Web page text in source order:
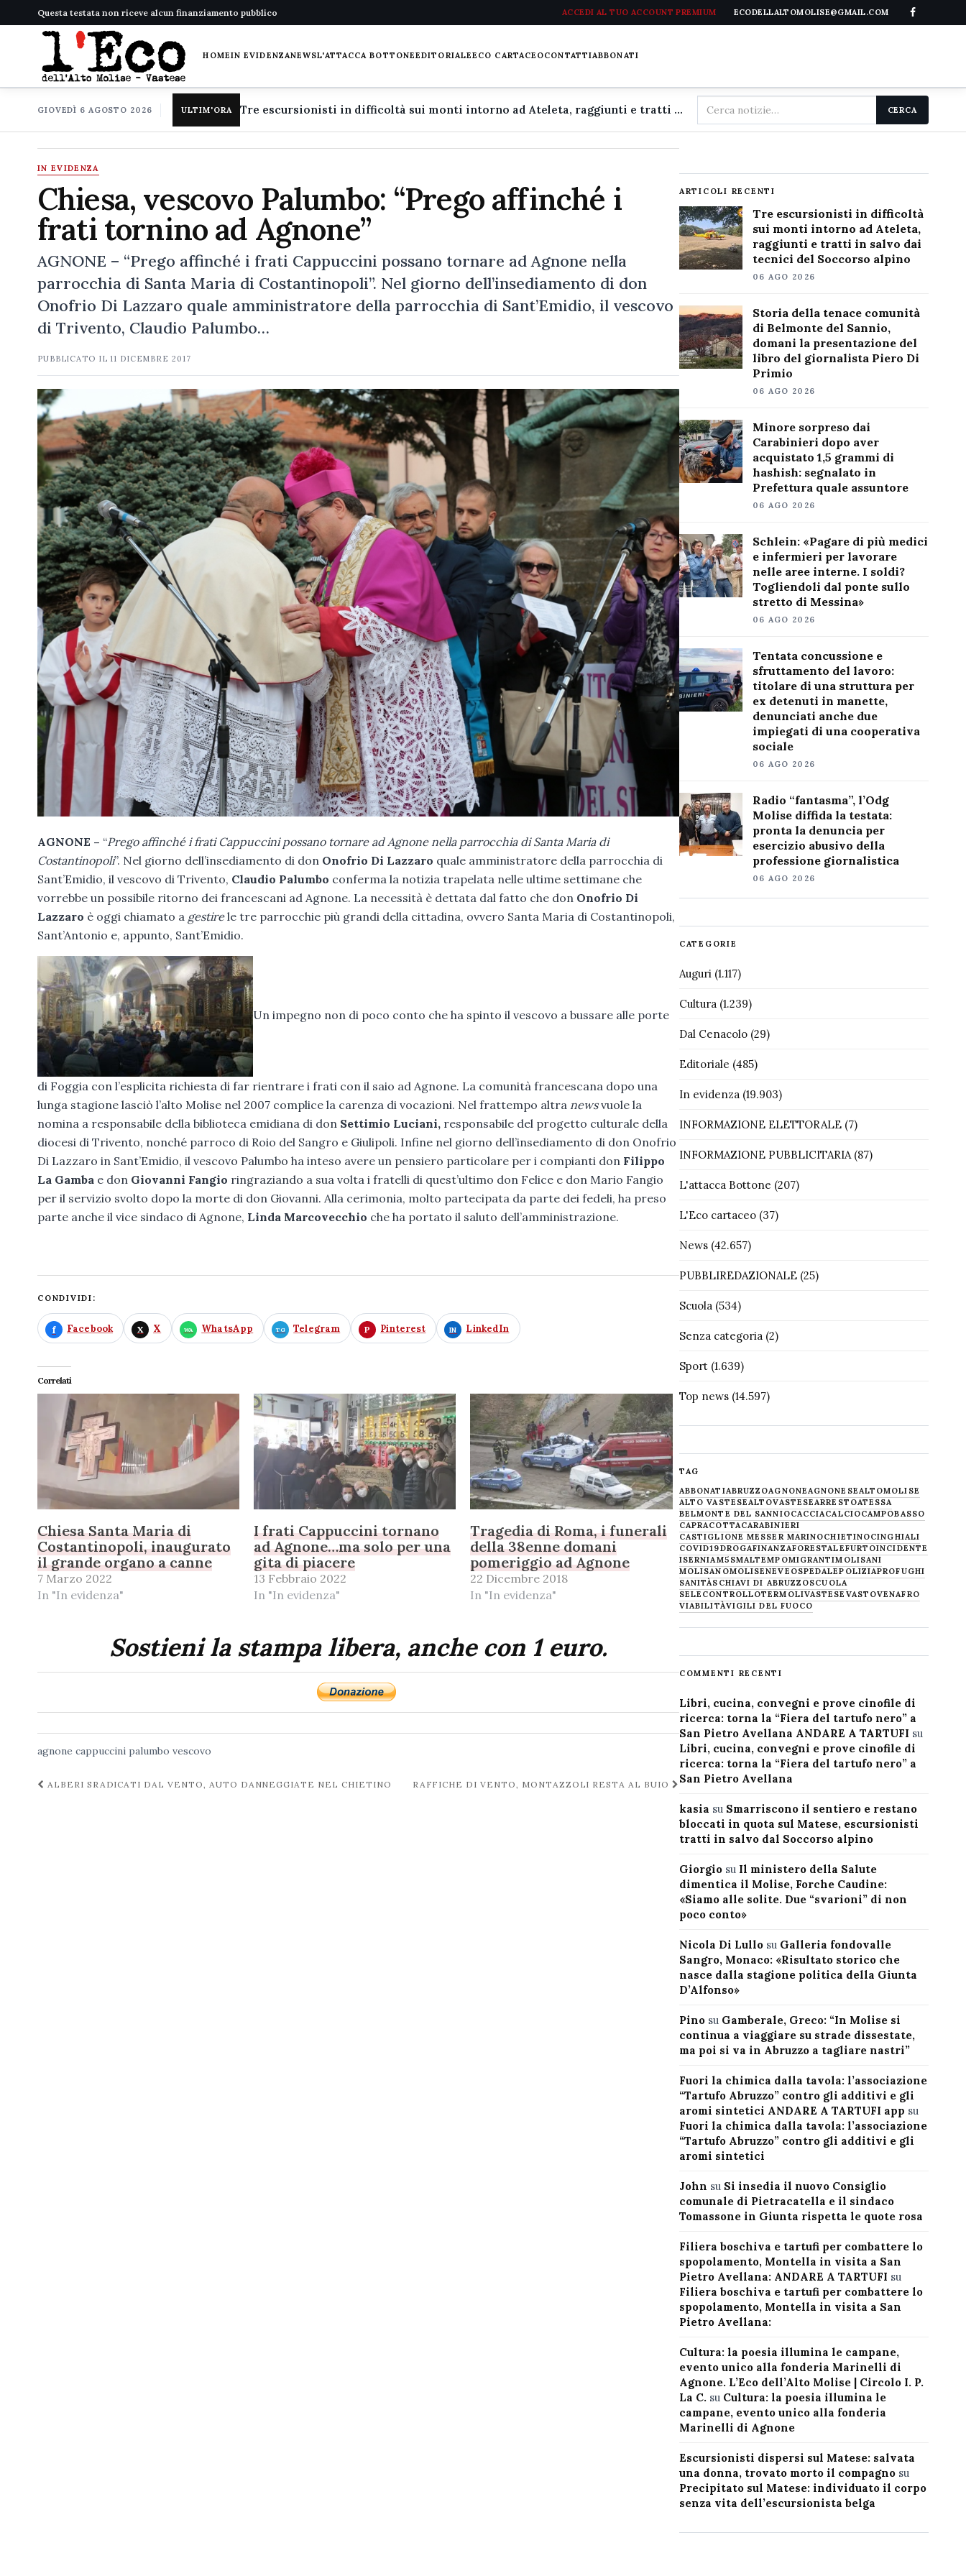
Questa testata non riceve alcun finanziamento pubblico ACCEDI AL TUO ACCOUNT PREMIUM ECODELLALTOMOLISE@GMAIL.COM
HOMEIN EVIDENZANEWSL'ATTACCA BOTTONEEDITORIALEECO CARTACEOCONTATTIABBONATI
GIOVEDÌ 6 AGOSTO 2026 ULTIM'ORA Tre escursionisti in difficoltà sui monti intorno ad Ateleta, raggiunti e tratti in salvo dai tecnici del Soccorso alpino
Cerca
nel
CERCA
IN EVIDENZA
Chiesa, vescovo Palumbo: “Prego affinché i
frati tornino ad Agnone”
AGNONE – “Prego affinché i frati Cappuccini possano tornare ad Agnone nella
parrocchia di Santa Maria di Costantinopoli”. Nel giorno dell’insediamento di don
Onofrio Di Lazzaro quale amministratore della parrocchia di Sant’Emidio, il vescovo
di Trivento, Claudio Palumbo…
PUBBLICATO IL11 DICEMBRE 2017
AGNONE – “Prego affinché i frati Cappuccini possano tornare ad Agnone nella parrocchia di Santa Maria di
Costantinopoli”. Nel giorno dell’insediamento di don Onofrio Di Lazzaro quale amministratore della parrocchia di
Sant’Emidio, il vescovo di Trivento, Claudio Palumbo conferma la notizia trapelata nelle ultime settimane che
vorrebbe un possibile ritorno dei francescani ad Agnone. La necessità è dettata dal fatto che don Onofrio Di
Lazzaro è oggi chiamato a gestirele tre parrocchie più grandi della cittadina, ovvero Santa Maria di Costantinopoli,
Sant’Antonio e, appunto, Sant’Emidio.
Un impegno non di poco conto che ha spinto il vescovo a bussare alle porte
di Foggia con l’esplicita richiesta di far rientrare i frati con il saio ad Agnone. La comunità francescana dopo una
lunga stagione lasciò l’alto Molise nel 2007 complice la carenza di vocazioni. Nel frattempo altra newsvuole la
nomina a responsabile della biblioteca emidiana di don Settimio Luciani, responsabile del progetto culturale della
diocesi di Trivento, nonché parroco di Roio del Sangro e Giulipoli. Infine nel giorno dell’insediamento di don Onofrio
Di Lazzaro in Sant’Emidio, il vescovo Palumbo ha inteso avere un pensiero particolare per i compianti don Filippo
La Gamba e don Giovanni Fangio ringraziando a sua volta i fratelli di quest’ultimo don Felice e don Mario Fangio
per il servizio svolto dopo la morte di don Giovanni. Alla cerimonia, molto partecipata da parte dei fedeli, ha preso
parte anche il vice sindaco di Agnone, Linda Marcovecchio che ha portato il saluto dell’amministrazione.
CONDIVIDI:
Facebook X WhatsApp Telegram Pinterest LinkedIn
Correlati
Chiesa Santa Maria di
Costantinopoli, inaugurato
il grande organo a canne
7 Marzo 2022
In "In evidenza"
I frati Cappuccini tornano
ad Agnone…ma solo per una
gita di piacere
13 Febbraio 2022
In "In evidenza"
Tragedia di Roma, i funerali
della 38enne domani
pomeriggio ad Agnone
22 Dicembre 2018
In "In evidenza"
Sostieni la stampa libera, anche con 1 euro.
agnone cappuccini palumbo vescovo
Navigazione
ALBERI SRADICATI DAL VENTO, AUTO DANNEGGIATE NEL CHIETINO RAFFICHE DI VENTO, MONTAZZOLI RESTA AL BUIO
ARTICOLI RECENTI
Tre escursionisti in difficoltà
sui monti intorno ad Ateleta,
raggiunti e tratti in salvo dai
tecnici del Soccorso alpino
06 AGO 2026
Storia della tenace comunità
di Belmonte del Sannio,
domani la presentazione del
libro del giornalista Piero Di
Primio
06 AGO 2026
Minore sorpreso dai
Carabinieri dopo aver
acquistato 1,5 grammi di
hashish: segnalato in
Prefettura quale assuntore
06 AGO 2026
Schlein: «Pagare di più medici
e infermieri per lavorare
nelle aree interne. I soldi?
Togliendoli dal ponte sullo
stretto di Messina»
06 AGO 2026
Tentata concussione e
sfruttamento del lavoro:
titolare di una struttura per
ex detenuti in manette,
denunciati anche due
impiegati di una cooperativa
sociale
06 AGO 2026
Radio “fantasma”, l’Odg
Molise diffida la testata:
pronta la denuncia per
esercizio abusivo della
professione giornalistica
06 AGO 2026
CATEGORIE
Auguri(1.117)
Cultura(1.239)
Dal Cenacolo(29)
Editoriale (485)
In evidenza(19.903)
INFORMAZIONE ELETTORALE(7)
INFORMAZIONE PUBBLICITARIA(87)
L'attacca Bottone (207)
L'Eco cartaceo(37)
News(42.657)
PUBBLIREDAZIONALE(25)
Scuola(534)
Senza categoria(2)
Sport(1.639)
Top news(14.597)
TAG
ABBONATIABRUZZOAGNONEAGNONESEALTOMOLISE
ALTO VASTESEALTOVASTESEARRESTOATESSA
BELMONTE DEL SANNIOCACCIACALCIOCAMPOBASSO
CAPRACOTTACARABINIERI
CASTIGLIONE MESSER MARINOCHIETINOCINGHIALI
COVID19DROGAFINANZAFORESTALEFURTOINCIDENTE
ISERNIAM5SMALTEMPOMIGRANTIMOLISANI
MOLISANOMOLISENEVE OSPEDALEPOLIZIAPROFUGHI
SANITÀSCHIAVI DI ABRUZZOSCUOLA
SELECONTROLLOTERMOLIVASTESE VASTOVENAFRO
VIABILITÀVIGILI DEL FUOCO
COMMENTI RECENTI
Libri, cucina, convegni e prove cinofile di
ricerca: torna la “Fiera del tartufo nero” a
San Pietro Avellana ANDARE A TARTUFI su
Libri, cucina, convegni e prove cinofile di
ricerca: torna la “Fiera del tartufo nero” a
San Pietro Avellana
kasia su Smarriscono il sentiero e restano
bloccati in quota sul Matese, escursionisti
tratti in salvo dal Soccorso alpino
Giorgiosu Il ministero della Salute
dimentica il Molise, Forche Caudine:
«Siamo alle solite. Due “svarioni” di non
poco conto»
Nicola Di Lullosu Galleria fondovalle
Sangro, Monaco: «Risultato storico che
nasce dalla stagione politica della Giunta
D’Alfonso»
Pinosu Gamberale, Greco: “In Molise si
continua a viaggiare su strade dissestate,
ma poi si va in Abruzzo a tagliare nastri”
Fuori la chimica dalla tavola: l’associazione
“Tartufo Abruzzo” contro gli additivi e gli
aromi sintetici ANDARE A TARTUFI app su
Fuori la chimica dalla tavola: l’associazione
“Tartufo Abruzzo” contro gli additivi e gli
aromi sintetici
John su Si insedia il nuovo Consiglio
comunale di Pietracatella e il sindaco
Tomassone in Giunta rispetta le quote rosa
Filiera boschiva e tartufi per combattere lo
spopolamento, Montella in visita a San
Pietro Avellana: ANDARE A TARTUFI su
Filiera boschiva e tartufi per combattere lo
spopolamento, Montella in visita a San
Pietro Avellana:
Cultura: la poesia illumina le campane,
evento unico alla fonderia Marinelli di
Agnone. L’Eco dell’Alto Molise | Circolo I. P.
La C. su Cultura: la poesia illumina le
campane, evento unico alla fonderia
Marinelli di Agnone
Escursionisti dispersi sul Matese: salvata
una donna, trovato morto il compagnosu
Precipitato sul Matese: individuato il corpo
senza vita dell’escursionista belga